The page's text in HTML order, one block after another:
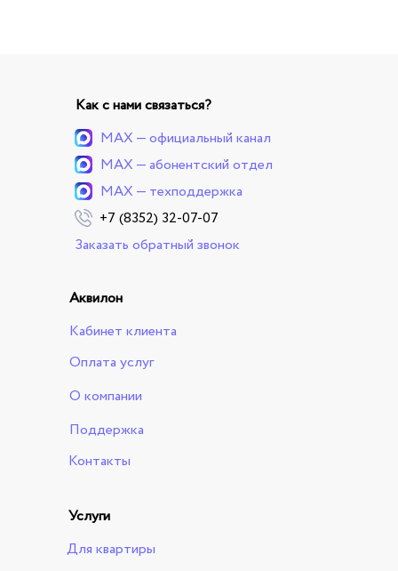
Как с нами связаться?
MAX — официальный канал
MAX — абонентский отдел
MAX — техподдержка
+7 (8352) 32-07-07
Заказать обратный звонок
Услуги
Для квартиры
Аквилон
Кабинет клиента
Оплата услуг
О компании
Поддержка
Контакты